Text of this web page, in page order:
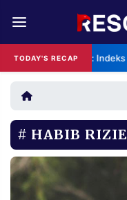
TODAY'S RECAPBPS: Indeks
REDAKSI
RESOLUSI
RUBRIKASI
EDITORIAL
FINANSIA
HABIB